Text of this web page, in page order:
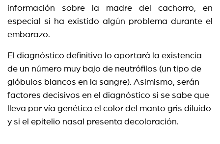
información sobre la madre del cachorro, en
especial si ha existido algún problema durante el
embarazo.
El diagnóstico definitivo lo aportará la existencia
de un número muy bajo de neutrófilos (un tipo de
glóbulos blancos en la sangre). Asimismo, serán
factores decisivos en el diagnóstico si se sabe que
lleva por vía genética el color del manto gris diluido
y si el epitelio nasal presenta decoloración.